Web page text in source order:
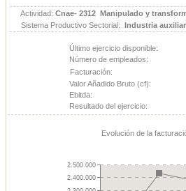
Actividad: Cnae- 2312 Manipulado y
Sistema Productivo Sectorial: Industria auxiliar
Último ejercicio disponible:
Número de empleados:
Facturación:
Valor Añadido Bruto (cf):
Ebitda:
Resultado del ejercicio:
Evolución de la